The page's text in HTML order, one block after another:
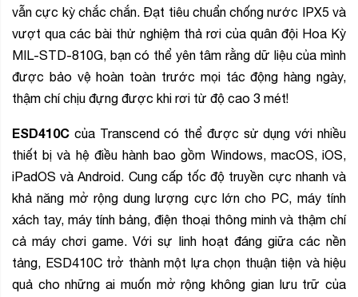
vẫn cực kỳ chắc chắn. Đạt tiêu chuẩn chống nước IPX5 và
vượt qua các bài thử nghiệm thả rơi của quân đội Hoa Kỳ
MIL-STD-810G, bạn có thể yên tâm rằng dữ liệu của mình
được bảo vệ hoàn toàn trước mọi tác động hàng ngày,
thậm chí chịu đựng được khi rơi từ độ cao 3 mét!
ESD410C của Transcend có thể được sử dụng với nhiều
thiết bị và hệ điều hành bao gồm Windows, macOS, iOS,
iPadOS và Android. Cung cấp tốc độ truyền cực nhanh và
khả năng mở rộng dung lượng cực lớn cho PC, máy tính
xách tay, máy tính bảng, điện thoại thông minh và thậm chí
cả máy chơi game. Với sự linh hoạt đáng giữa các nền
tảng, ESD410C trở thành một lựa chọn thuận tiện và hiệu
quả cho những ai muốn mở rộng không gian lưu trữ của